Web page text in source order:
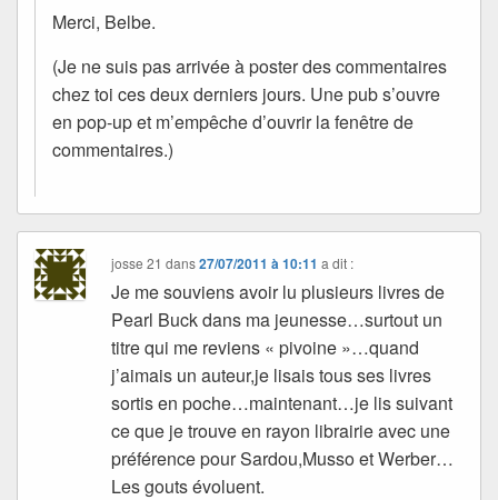
Merci, Belbe.
(Je ne suis pas arrivée à poster des commentaires
chez toi ces deux derniers jours. Une pub s’ouvre
en pop-up et m’empêche d’ouvrir la fenêtre de
commentaires.)
josse 21 dans27/07/2011 à 10:11 a dit :
Je me souviens avoir lu plusieurs livres de
Pearl Buck dans ma jeunesse…surtout un
titre qui me reviens « pivoine »…quand
j’aimais un auteur,je lisais tous ses livres
sortis en poche…maintenant…je lis suivant
ce que je trouve en rayon librairie avec une
préférence pour Sardou,Musso et Werber…
Les gouts évoluent.